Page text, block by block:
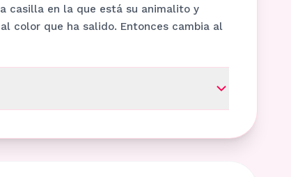
casilla en la que está su animalito y
color que ha salido. Entonces cambia al